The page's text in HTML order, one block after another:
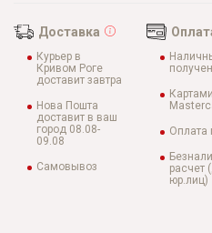
Доставка
Курьер в
Кривом Роге
доставит завтра
Нова Пошта
доставит в ваш
город 08.08-
09.08
Самовывоз
Оплата
расчет
юр.лиц)